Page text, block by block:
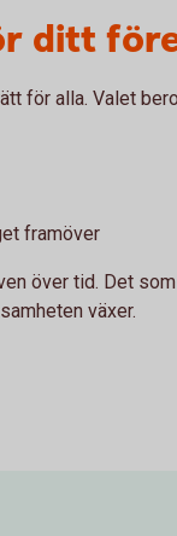
ditt
för alla. Valet
framöver
över tid. Det
växer.